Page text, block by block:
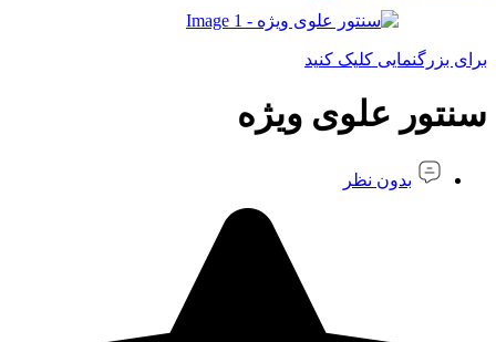
برای بزرگنمایی کلیک کنید
سنتور علوی ویژه
بدون نظر